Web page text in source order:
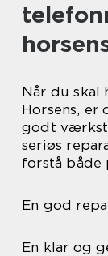
Når du skal
Horsens, er
godt
seriøs
forstå både
En god
En klar og